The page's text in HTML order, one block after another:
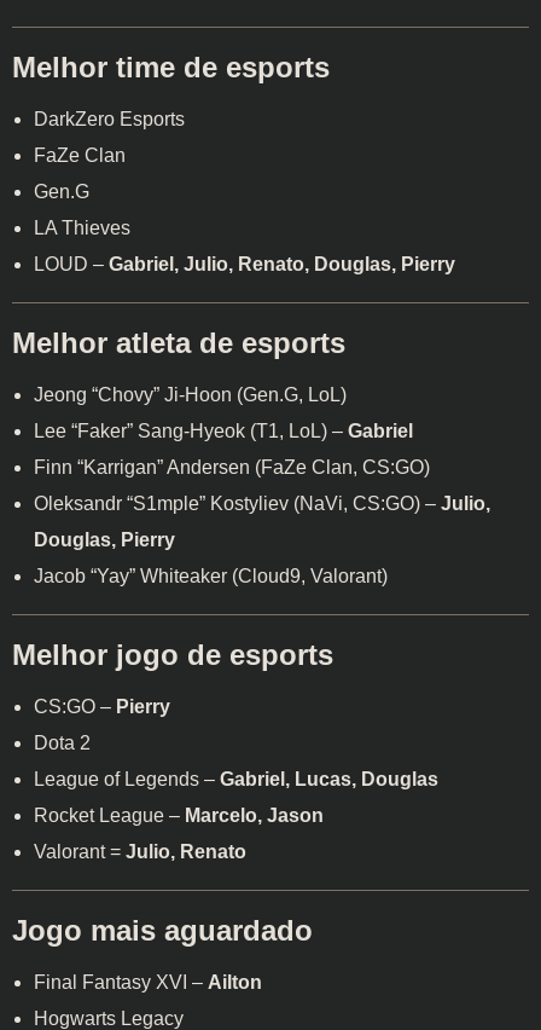
Melhor time de esports
DarkZero Esports
FaZe Clan
Gen.G
LA Thieves
LOUD – Gabriel, Julio, Renato, Douglas, Pierry
Melhor atleta de esports
Jeong “Chovy” Ji-Hoon (Gen.G, LoL)
Lee “Faker” Sang-Hyeok (T1, LoL) – Gabriel
Finn “Karrigan” Andersen (FaZe Clan, CS:GO)
Oleksandr “S1mple” Kostyliev (NaVi, CS:GO) – Julio,
Douglas, Pierry
Jacob “Yay” Whiteaker (Cloud9, Valorant)
Melhor jogo de esports
CS:GO – Pierry
Dota 2
League of Legends – Gabriel, Lucas, Douglas
Rocket League – Marcelo, Jason
Valorant = Julio, Renato
Jogo mais aguardado
Final Fantasy XVI – Ailton
Hogwarts Legacy